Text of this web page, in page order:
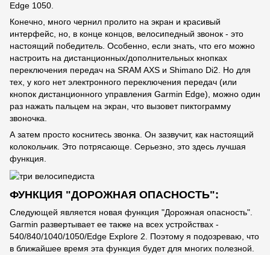
Edge 1050.
Конечно, много чернил пролито на экран и красивый
интерфейс, но, в конце концов, велосипедный звонок - это
настоящий победитель. Особенно, если знать, что его можно
настроить на дистанционных/дополнительных кнопках
переключения передач на SRAM AXS и Shimano Di2. Но для
тех, у кого нет электронного переключения передач (или
кнопок дистанционного управления Garmin Edge), можно один
раз нажать пальцем на экран, что вызовет пиктограмму
звоночка.
А затем просто коснитесь звонка. Он зазвучит, как настоящий
колокольчик. Это потрясающе. Серьезно, это здесь лучшая
функция.
ФУНКЦИЯ "ДОРОЖНАЯ ОПАСНОСТЬ":
Следующей является новая функция "Дорожная опасность".
Garmin развертывает ее также на всех устройствах -
540/840/1040/1050/Edge Explore 2. Поэтому я подозреваю, что
в ближайшее время эта функция будет для многих полезной.